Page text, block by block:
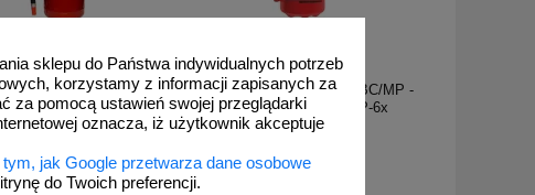
sklepu do Państwa indywidualnych potrzeb
korzystamy z informacji zapisanych za
za pomocą ustawień swojej przeglądarki
oznacza, iż użytkownik akceptuje
jak Google przetwarza dane osobowe
do Twoich preferencji.
proszkowa 6kg ABC/E -
Gaz-Tech GP-6X
1A_F004
Gaśnica proszkowa 6kg ABC/MP -
Ogniochron Silesian GP-6x